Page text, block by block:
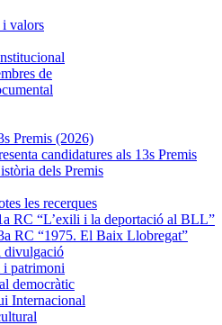
valors
de
Premis (2026)
candidatures als 13s Premis
dels Premis
les recerques
RC “L’exili i la deportació al BLL”
RC “1975. El Baix Llobregat”
divulgació
patrimoni
democràtic
Internacional